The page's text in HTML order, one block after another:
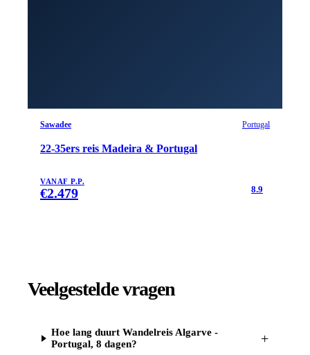
Sawadee Portugal
22-35ers reis Madeira & Portugal
VANAF P.P.
€2.479 8.9
Veelgestelde vragen
Hoe lang duurt Wandelreis Algarve -
Portugal, 8 dagen?
+